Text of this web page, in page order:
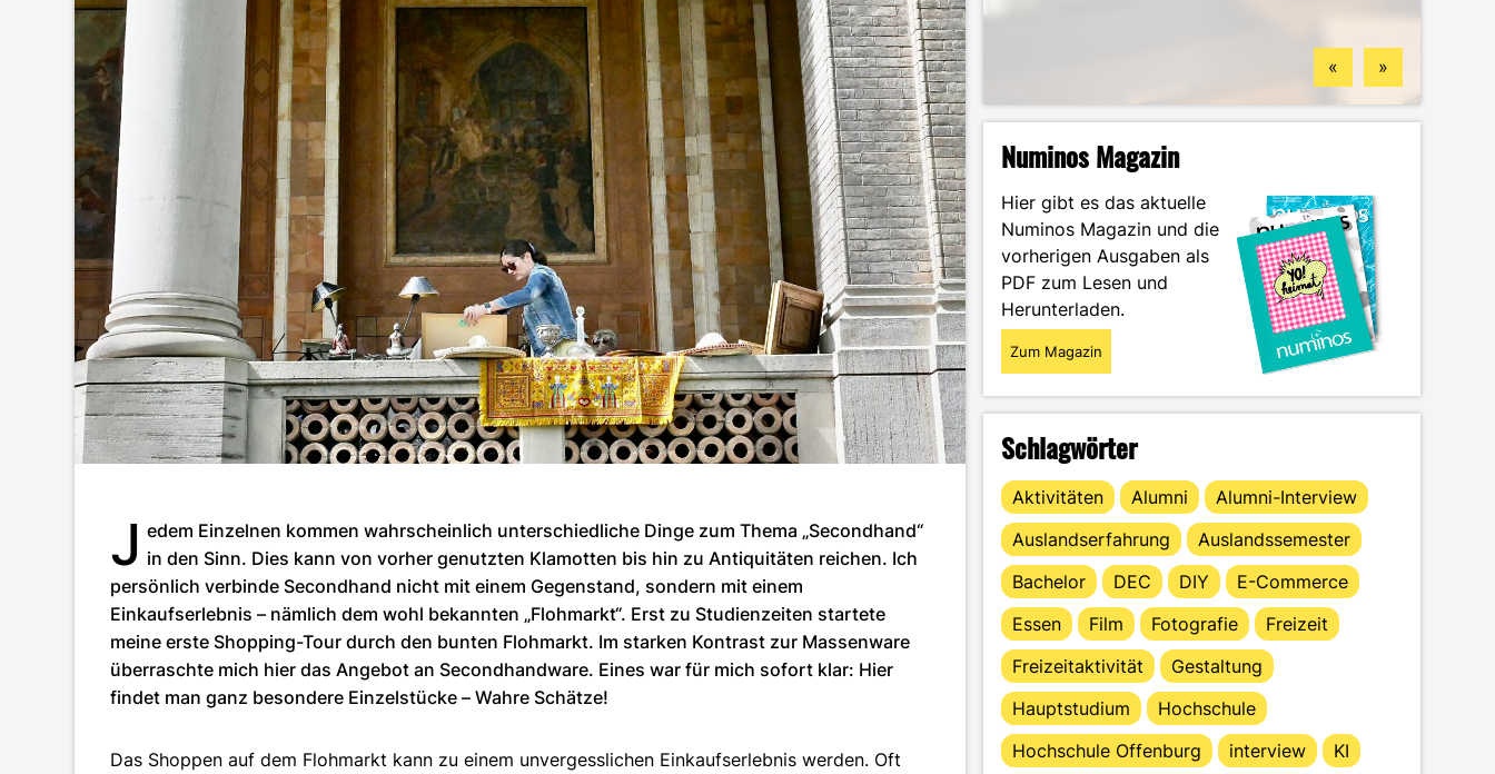
J edem Einzelnen kommen wahrscheinlich unterschiedliche Dinge zum Thema „Secondhand“
in den Sinn. Dies kann von vorher genutzten Klamotten bis hin zu Antiquitäten reichen. Ich
persönlich verbinde Secondhand nicht mit einem Gegenstand, sondern mit einem
Einkaufserlebnis – nämlich dem wohl bekannten „Flohmarkt“. Erst zu Studienzeiten startete
meine erste Shopping-Tour durch den bunten Flohmarkt. Im starken Kontrast zur Massenware
überraschte mich hier das Angebot an Secondhandware. Eines war für mich sofort klar: Hier
findet man ganz besondere Einzelstücke – Wahre Schätze!
Das Shoppen auf dem Flohmarkt kann zu einem unvergesslichen Einkaufserlebnis werden. Oft
« »
Numinos Magazin
Hier gibt es das aktuelle
Numinos Magazin und die
vorherigen Ausgaben als
PDF zum Lesen und
Herunterladen.
Zum Magazin
Schlagwörter
Aktivitäten Alumni
Alumni-Interview
Auslandserfahrung
Auslandssemester
Bachelor
DEC DIY
E-Commerce
Essen
Film Fotografie
Freizeit
Freizeitaktivität
Gestaltung
Hauptstudium
Hochschule
Hochschule Offenburg
interview
KI